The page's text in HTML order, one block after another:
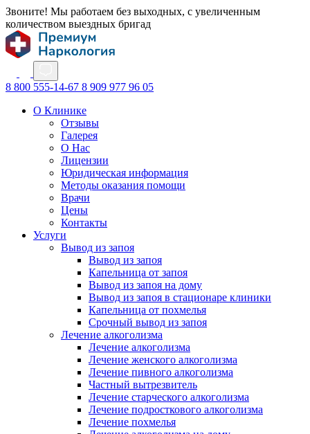
Звоните! Мы работаем без выходных, с увеличенным
количеством выездных бригад
8 800 555-14-67 8 909 977 96 05
О Клинике
Отзывы
Галерея
О Нас
Лицензии
Юридическая информация
Методы оказания помощи
Врачи
Цены
Контакты
Услуги
Вывод из запоя
Вывод из запоя
Капельница от запоя
Вывод из запоя на дому
Вывод из запоя в стационаре клиники
Капельница от похмелья
Срочный вывод из запоя
Лечение алкоголизма
Лечение алкоголизма
Лечение женского алкоголизма
Лечение пивного алкоголизма
Частный вытрезвитель
Лечение старческого алкоголизма
Лечение подросткового алкоголизма
Лечение похмелья